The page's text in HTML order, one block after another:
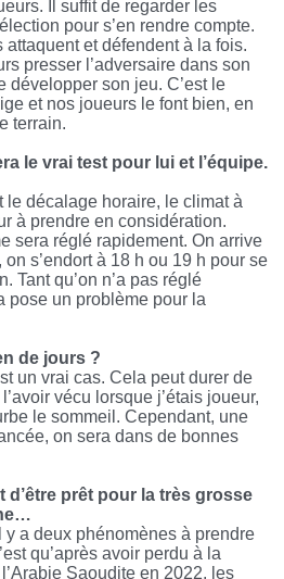
Il suffit de regarder les
pour s’en rendre compte.
et défendent à la fois.
presser l’adversaire dans son
développer son jeu. C’est le
et nos joueurs le font bien, en
terrain.
le vrai test pour lui et l’équipe.
le décalage horaire, le climat à
à prendre en considération.
sera réglé rapidement. On arrive
s’endort à 18 h ou 19 h pour se
Tant qu’on n’a pas réglé
pose un problème pour la
de jours ?
un vrai cas. Cela peut durer de
vécu lorsque j’étais joueur,
le sommeil. Cependant, une
on sera dans de bonnes
d’être prêt pour la très grosse
y a deux phénomènes à prendre
qu’après avoir perdu à la
Saoudite en 2022, les